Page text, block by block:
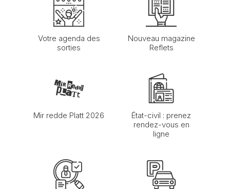
Votre agenda des
sorties
Nouveau magazine
Reflets
Mir redde Platt 2026
État-civil : prenez
rendez-vous en
ligne